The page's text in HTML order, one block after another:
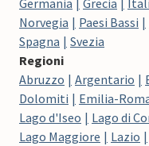
Norvegia
Paesi Bassi
Spagna
Svezia
Regioni
Abruzzo
Argentario
Dolomiti
Emilia-
Lago d'Iseo
Lago di
Lago Maggiore
Lazio